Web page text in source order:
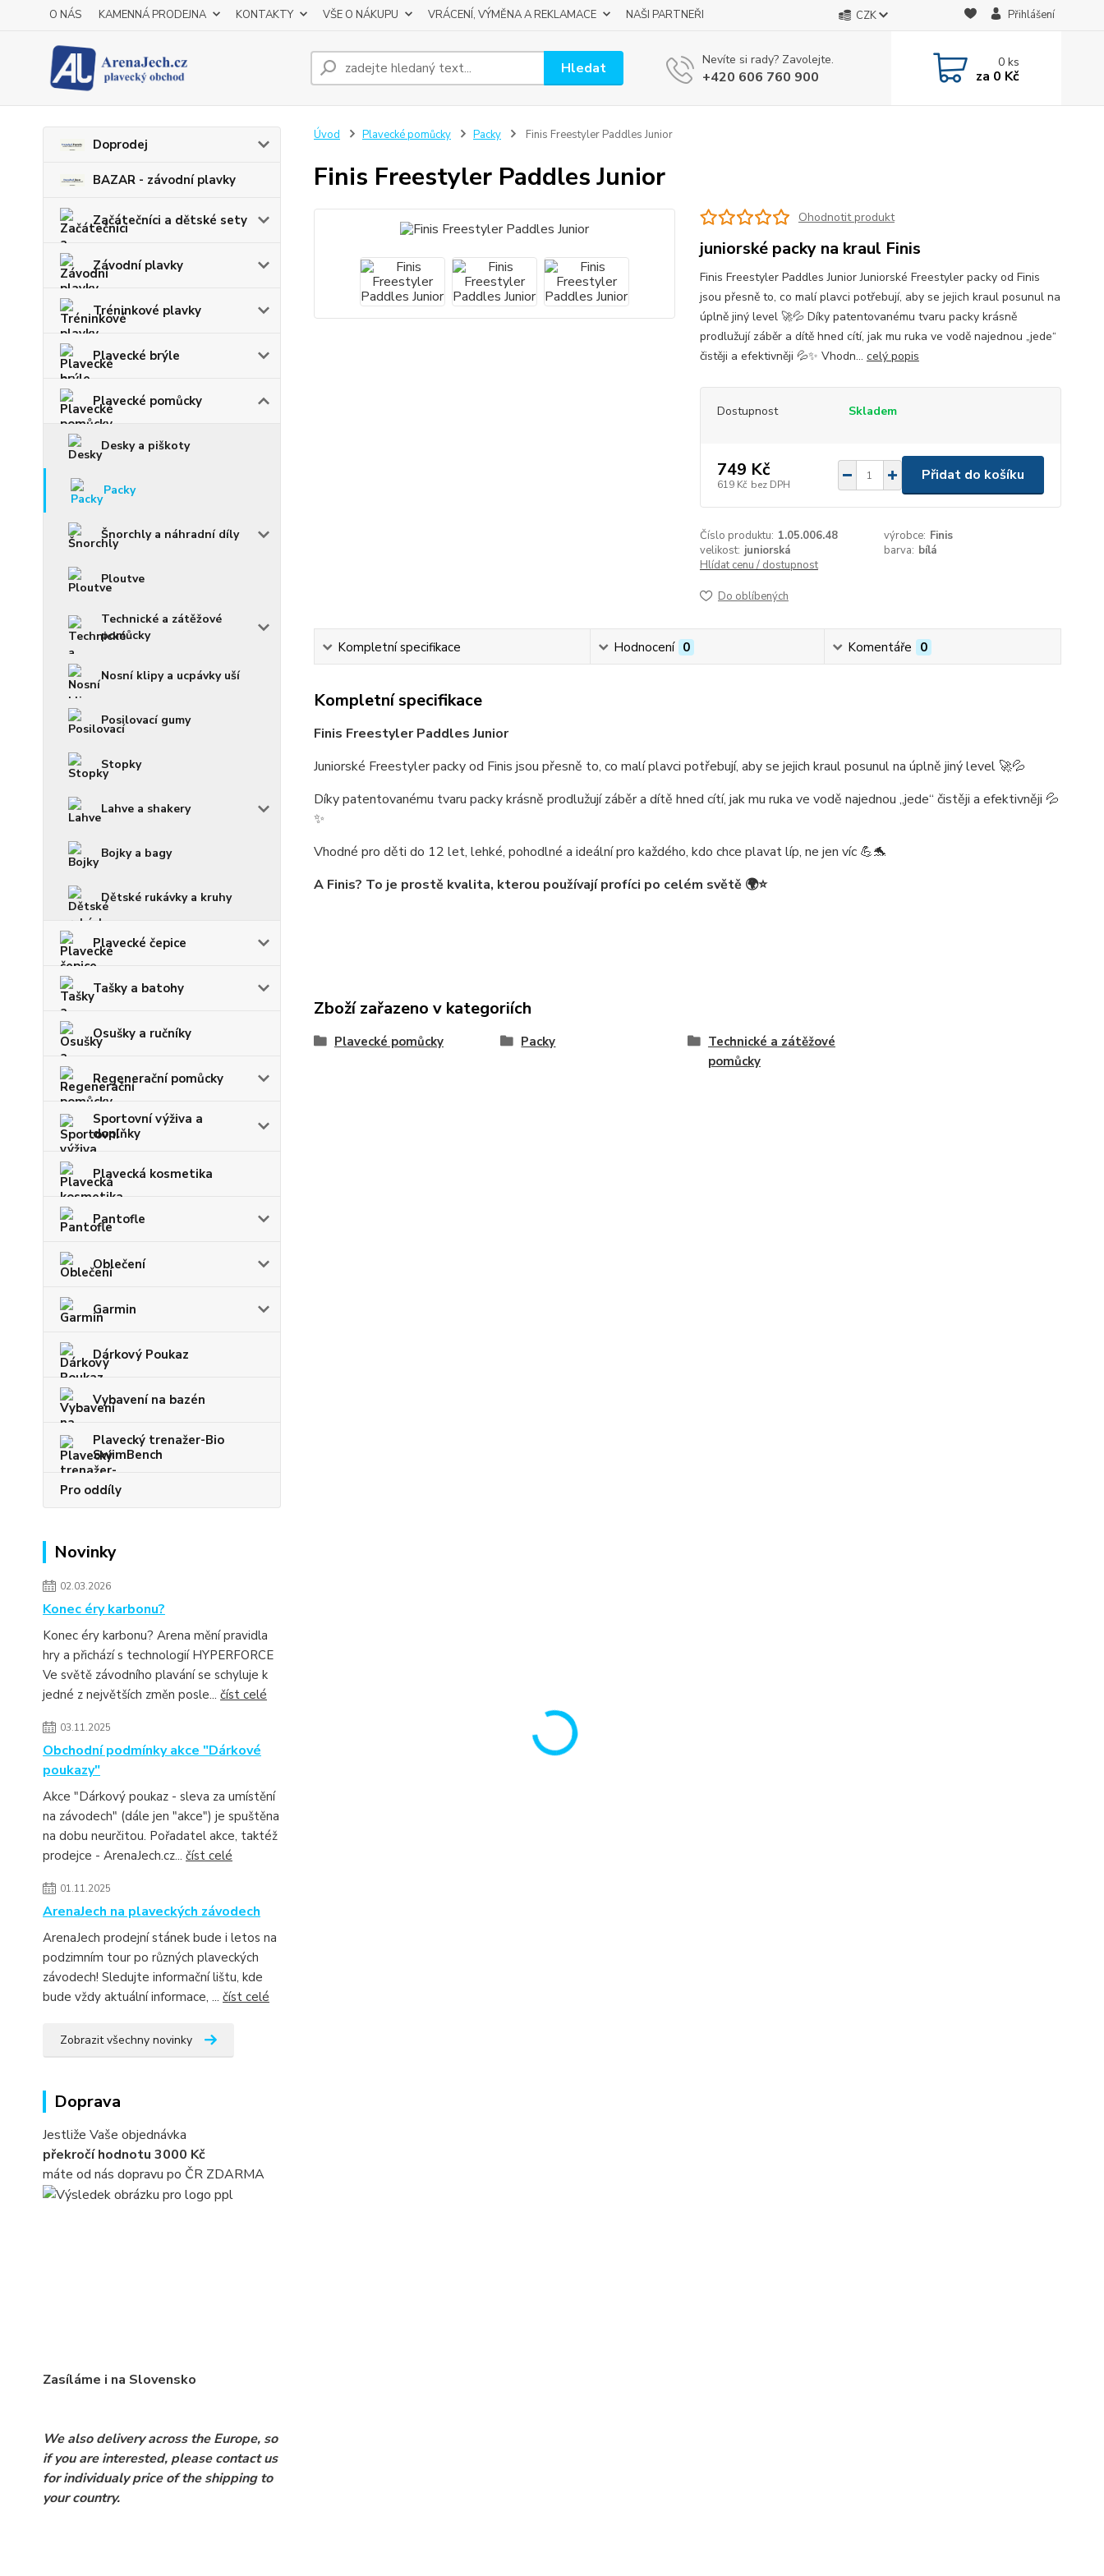
O NÁS KAMENNÁ PRODEJNA KONTAKTY VŠE O NÁKUPU VRÁCENÍ, VÝMĚNA A REKLAMACE NAŠI PARTNEŘI CZK Přihlášení
Hledat Nevíte si rady? Zavolejte.
+420 606 760 900
0ks
za 0 Kč
Doprodej
BAZAR - závodní plavky
Začátečníci a dětské sety
Závodní plavky
Tréninkové plavky
Plavecké brýle
Plavecké pomůcky
Desky a piškoty
Packy
Šnorchly a náhradní díly
Ploutve
Technické a zátěžové
pomůcky
Nosní klipy a ucpávky uší
Posilovací gumy
Stopky
Lahve a shakery
Bojky a bagy
Dětské rukávky a kruhy
Plavecké čepice
Tašky a batohy
Osušky a ručníky
Regenerační pomůcky
Sportovní výživa a
doplňky
Plavecká kosmetika
Pantofle
Oblečení
Garmin
Dárkový Poukaz
Vybavení na bazén
Plavecký trenažer-Bio
SwimBench
Pro oddíly
Novinky
02.03.2026
Konec éry karbonu?
Konec éry karbonu? Arena mění pravidla
hry a přichází s technologií HYPERFORCE
Ve světě závodního plavání se schyluje k
jedné z největších změn posle... číst celé
03.11.2025
Obchodní podmínky akce "Dárkové
poukazy"
Akce "Dárkový poukaz - sleva za umístění
na závodech" (dále jen "akce") je spuštěna
na dobu neurčitou. Pořadatel akce, taktéž
prodejce - ArenaJech.cz... číst celé
01.11.2025
ArenaJech na plaveckých závodech
ArenaJech prodejní stánek bude i letos na
podzimním tour po různých plaveckých
závodech! Sledujte informační lištu, kde
bude vždy aktuální informace, ... číst celé
Zobrazit všechny novinky
Doprava
Jestliže Vaše objednávka
překročí hodnotu 3000 Kč
máte od nás dopravu po ČR ZDARMA
Zasíláme i na Slovensko
We also delivery across the Europe, so
if you are interested, please contact us
for individualy price of the shipping to
your country.
Úvod Plavecké pomůcky Packy Finis Freestyler Paddles Junior
Finis Freestyler Paddles Junior
Ohodnotit produkt
juniorské packy na kraul Finis
Finis Freestyler Paddles Junior Juniorské Freestyler packy od Finis
jsou přesně to, co malí plavci potřebují, aby se jejich kraul posunul na
úplně jiný level 🚀💦 Díky patentovanému tvaru packy krásně
prodlužují záběr a dítě hned cítí, jak mu ruka ve vodě najednou „jede“
čistěji a efektivněji 💦✨ Vhodn... celý popis
Dostupnost Skladem
749 Kč
619 Kč bez DPH
Přidat do košíku
Číslo produktu: 1.05.006.48 výrobce: Finis
velikost: juniorská barva: bílá
Hlídat cenu / dostupnost
Do oblíbených
Kompletní specifikace Hodnocení 0 Komentáře 0
Kompletní specifikace
Finis Freestyler Paddles Junior
Juniorské Freestyler packy od Finis jsou přesně to, co malí plavci potřebují, aby se jejich kraulposunul na úplně jiný level 🚀💦
Díkypatentovanému tvaru packy krásně prodlužují záběr a dítě hned cítí, jak mu ruka ve vodě najednou „jede“ čistěji a efektivněji 💦
✨
Vhodné pro děti do 12 let, lehké, pohodlné a ideální pro každého, kdo chce plavat líp, ne jen víc 💪🐬
A Finis? To je prostě kvalita, kterou používají profíci po celém světě 🌍⭐️
Zboží zařazeno v kategoriích
Plavecké pomůcky Packy
Technické a zátěžové
pomůcky